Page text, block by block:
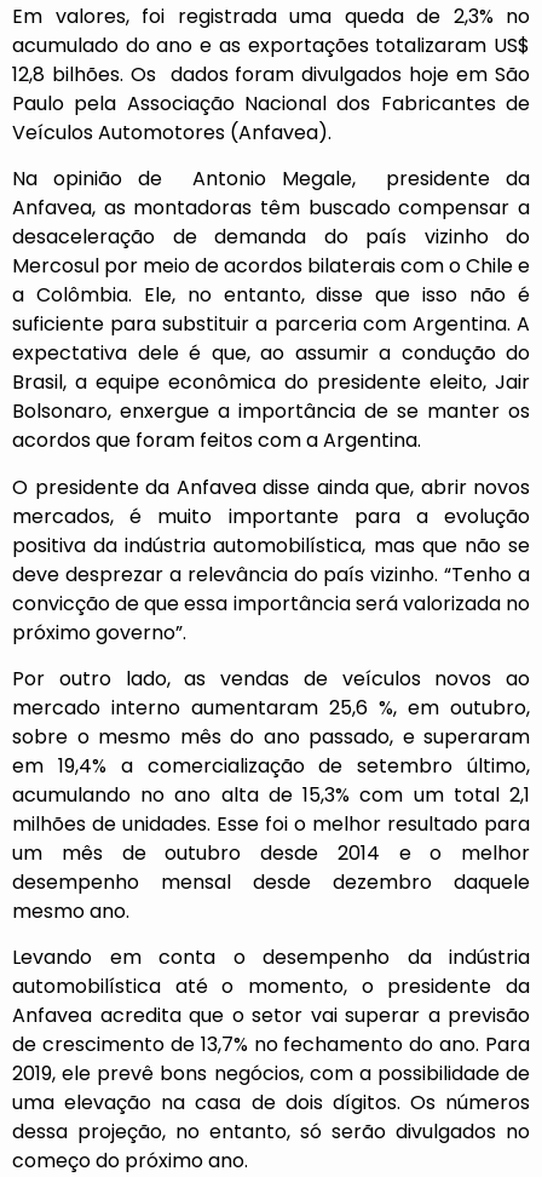
Em valores, foi registrada uma queda de 2,3% no
acumulado do ano e as exportações totalizaram US$
12,8 bilhões. Os dados foram divulgados hoje em São
Paulo pela Associação Nacional dos Fabricantes de
Veículos Automotores (Anfavea).
Na opinião de Antonio Megale, presidente da
Anfavea, as montadoras têm buscado compensar a
desaceleração de demanda do país vizinho do
Mercosul por meio de acordos bilaterais com o Chile e
a Colômbia. Ele, no entanto, disse que isso não é
suficiente para substituir a parceria com Argentina. A
expectativa dele é que, ao assumir a condução do
Brasil, a equipe econômica do presidente eleito, Jair
Bolsonaro, enxergue a importância de se manter os
acordos que foram feitos com a Argentina.
O presidente da Anfavea disse ainda que, abrir novos
mercados, é muito importante para a evolução
positiva da indústria automobilística, mas que não se
deve desprezar a relevância do país vizinho. “Tenho a
convicção de que essa importância será valorizada no
próximo governo”.
Por outro lado, as vendas de veículos novos ao
mercado interno aumentaram 25,6 %, em outubro,
sobre o mesmo mês do ano passado, e superaram
em 19,4% a comercialização de setembro último,
acumulando no ano alta de 15,3% com um total 2,1
milhões de unidades. Esse foi o melhor resultado para
um mês de outubro desde 2014 e o melhor
desempenho mensal desde dezembro daquele
mesmo ano.
Levando em conta o desempenho da indústria
automobilística até o momento, o presidente da
Anfavea acredita que o setor vai superar a previsão
de crescimento de 13,7% no fechamento do ano. Para
2019, ele prevê bons negócios, com a possibilidade de
uma elevação na casa de dois dígitos. Os números
dessa projeção, no entanto, só serão divulgados no
começo do próximo ano.